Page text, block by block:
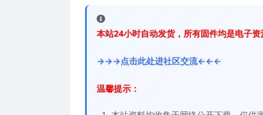
本站24小时自动发货，所有固件均是电子
→→→点击此处进社区交流←←←
温馨提示：